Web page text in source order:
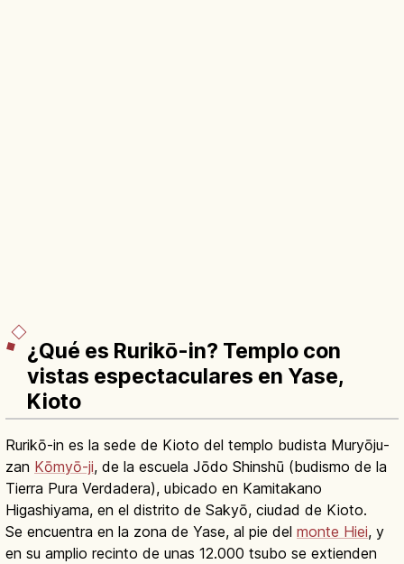
¿Qué es Rurikō-in? Templo con
vistas espectaculares en Yase,
Kioto
Rurikō-in es la sede de Kioto del templo budista Muryōju-
zan Kōmyō-ji, de la escuela Jōdo Shinshū (budismo de la
Tierra Pura Verdadera), ubicado en Kamitakano
Higashiyama, en el distrito de Sakyō, ciudad de Kioto.
Se encuentra en la zona de Yase, al pie del monte Hiei, y
en su amplio recinto de unas 12.000 tsubo se extienden